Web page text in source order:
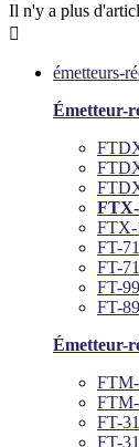
Il n'y a plus

émetteurs-
Émetteur-
FTX-
FT-
FT-
FT-
FT-
Émetteur-
FT-
FT-